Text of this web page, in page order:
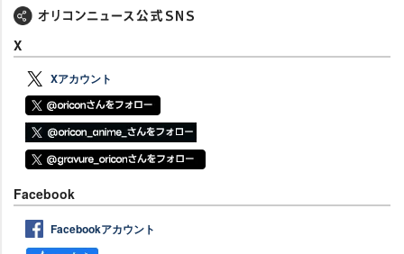
X
Xアカウント
Facebook
Facebookアカウント